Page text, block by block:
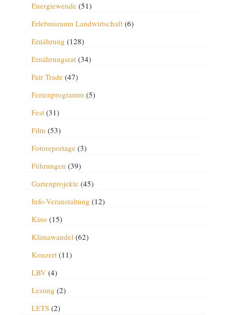
Energiewende(51)
Erlebnisraum Landwirtschaft(6)
Ernährung (128)
Ernährungsrat(34)
Fair Trade(47)
Ferienprogramm(5)
Fest(31)
Film(53)
Fotoreportage(3)
Führungen (39)
Gartenprojekte(45)
Info-Veranstaltung (12)
Kino (15)
Klimawandel(62)
Konzert(11)
LBV(4)
Lesung (2)
LETS(2)